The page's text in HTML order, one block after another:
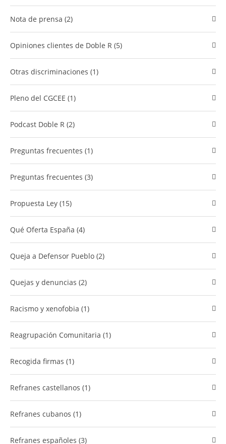
Nota de prensa (2)
​Opiniones clientes de Doble R (5)
Otras discriminaciones (1)
Pleno del CGCEE (1)
podcast Doble R (2)
preguntas frecuentes (1)
preguntas frecuentes (3)
Propuesta Ley (15)
Qué Oferta España (4)
Queja a Defensor Pueblo (2)
quejas y denuncias (2)
racismo y xenofobia (1)
Reagrupación Comunitaria (1)
Recogida firmas (1)
refranes castellanos (1)
refranes cubanos (1)
Refranes españoles (3)